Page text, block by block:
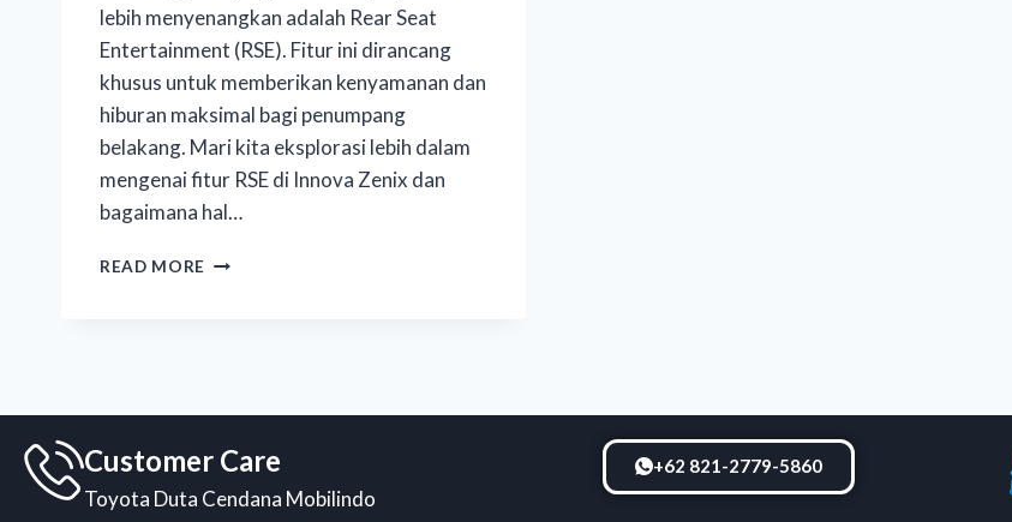
lebih menyenangkan adalah Rear Seat
Entertainment (RSE). Fitur ini dirancang
khusus untuk memberikan kenyamanan dan
hiburan maksimal bagi penumpang
belakang. Mari kita eksplorasi lebih dalam
mengenai fitur RSE di Innova Zenix dan
bagaimana hal…
READ MORE
Customer Care
Toyota Duta Cendana Mobilindo
+62 821-2779-5860